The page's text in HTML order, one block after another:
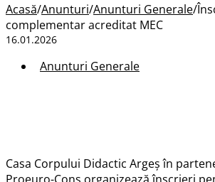
Acasă/Anunturi/Anunturi Generale/
complementar acreditat MEC
16.01.2026
Anunturi Generale
Casa Corpului Didactic Argeș în
Proeuro-Cons organizează înscrieri